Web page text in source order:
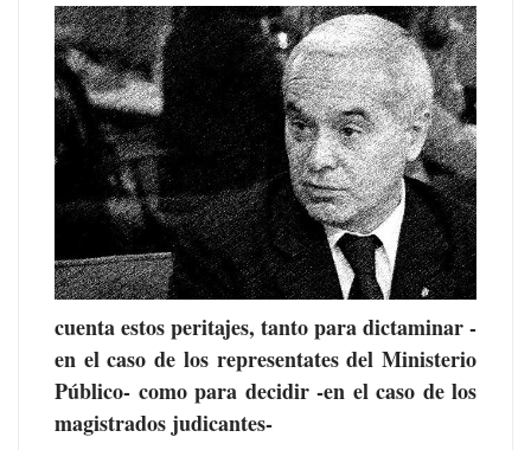
cuenta estos peritajes, tanto para dictaminar -
en el caso de los representates del Ministerio
Público- como para decidir -en el caso de los
magistrados judicantes-